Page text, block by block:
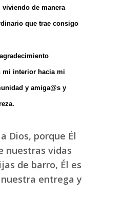
de manera
que trae consigo
mi interior hacia mi
y amiga@s y
Dios, porque Él
nuestras vidas
de barro, Él es
entrega y